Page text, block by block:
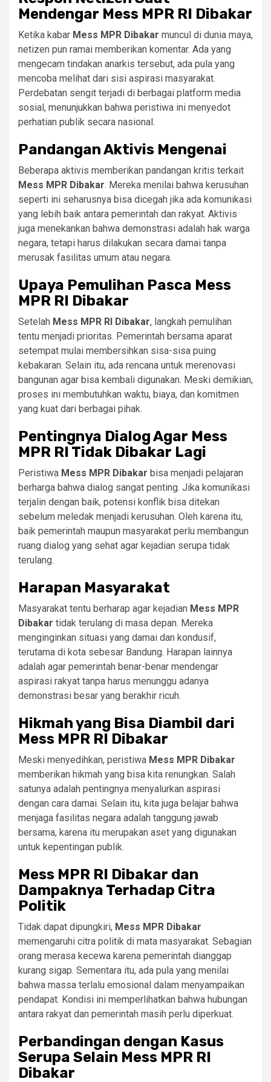
Mendengar Mess MPR RI Dibakar
Ketika kabar Mess MPR Dibakar muncul di dunia maya,
netizen pun ramai memberikan komentar. Ada yang
mengecam tindakan anarkis tersebut, ada pula yang
mencoba melihat dari sisi aspirasi masyarakat.
Perdebatan sengit terjadi di berbagai platform media
sosial, menunjukkan bahwa peristiwa ini menyedot
perhatian publik secara nasional.
Pandangan Aktivis Mengenai
Beberapa aktivis memberikan pandangan kritis terkait
Mess MPR Dibakar. Mereka menilai bahwa kerusuhan
seperti ini seharusnya bisa dicegah jika ada komunikasi
yang lebih baik antara pemerintah dan rakyat. Aktivis
juga menekankan bahwa demonstrasi adalah hak warga
negara, tetapi harus dilakukan secara damai tanpa
merusak fasilitas umum atau negara.
Upaya Pemulihan Pasca Mess
MPR RI Dibakar
Setelah Mess MPR RI Dibakar, langkah pemulihan
tentu menjadi prioritas. Pemerintah bersama aparat
setempat mulai membersihkan sisa-sisa puing
kebakaran. Selain itu, ada rencana untuk merenovasi
bangunan agar bisa kembali digunakan. Meski demikian,
proses ini membutuhkan waktu, biaya, dan komitmen
yang kuat dari berbagai pihak.
Pentingnya Dialog Agar Mess
MPR RI Tidak Dibakar Lagi
Peristiwa Mess MPR Dibakar bisa menjadi pelajaran
berharga bahwa dialog sangat penting. Jika komunikasi
terjalin dengan baik, potensi konflik bisa ditekan
sebelum meledak menjadi kerusuhan. Oleh karena itu,
baik pemerintah maupun masyarakat perlu membangun
ruang dialog yang sehat agar kejadian serupa tidak
terulang.
Harapan Masyarakat
Masyarakat tentu berharap agar kejadian Mess MPR
Dibakar tidak terulang di masa depan. Mereka
menginginkan situasi yang damai dan kondusif,
terutama di kota sebesar Bandung. Harapan lainnya
adalah agar pemerintah benar-benar mendengar
aspirasi rakyat tanpa harus menunggu adanya
demonstrasi besar yang berakhir ricuh.
Hikmah yang Bisa Diambil dari
Mess MPR RI Dibakar
Meski menyedihkan, peristiwa Mess MPR Dibakar
memberikan hikmah yang bisa kita renungkan. Salah
satunya adalah pentingnya menyalurkan aspirasi
dengan cara damai. Selain itu, kita juga belajar bahwa
menjaga fasilitas negara adalah tanggung jawab
bersama, karena itu merupakan aset yang digunakan
untuk kepentingan publik.
Mess MPR RI Dibakar dan
Dampaknya Terhadap Citra
Politik
Tidak dapat dipungkiri, Mess MPR Dibakar
memengaruhi citra politik di mata masyarakat. Sebagian
orang merasa kecewa karena pemerintah dianggap
kurang sigap. Sementara itu, ada pula yang menilai
bahwa massa terlalu emosional dalam menyampaikan
pendapat. Kondisi ini memperlihatkan bahwa hubungan
antara rakyat dan pemerintah masih perlu diperkuat.
Perbandingan dengan Kasus
Serupa Selain Mess MPR RI
Dibakar